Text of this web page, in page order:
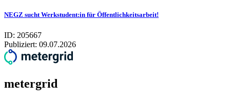
NEGZ sucht Werkstudent:in für Öffentlichkeitsarbeit!
ID: 205667
Publiziert: 09.07.2026
metergrid